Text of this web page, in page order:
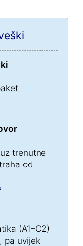
trenutne
od
(A1–C2)
pa uvijek